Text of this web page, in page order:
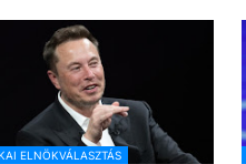
ELNÖKVÁLASZTÁS